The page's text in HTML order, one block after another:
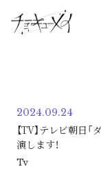
2024.09.24
【TV】テレビ朝日
演します！
Tv